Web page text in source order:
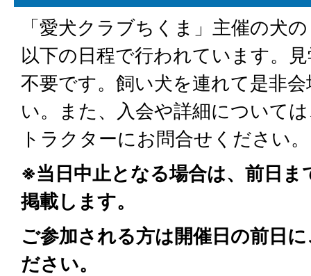
「愛犬クラブちくま」主催の犬
以下の日程で行われています。
不要です。飼い犬を連れて是非
い。また、入会や詳細について
トラクターにお問合せください。
※当日中止となる場合は、前日ま
掲載します。
ご参加される方は開催日の前日
ださい。